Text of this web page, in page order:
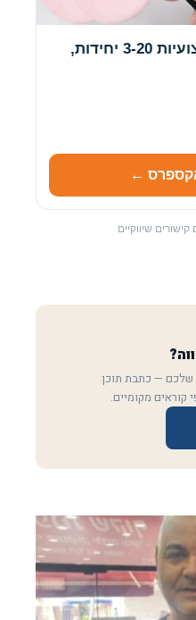
סט מברשות איפור מקצועיות 3-20 יחידות,
←
שיווקיים
שלכם — כתבת תוכן
קוראים מקומיים.